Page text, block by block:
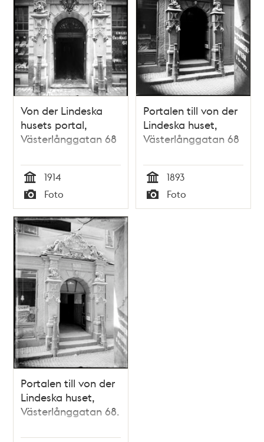
Von der Lindeska
husets portal,
Västerlånggatan 68
Tid
1914
Typ
Foto
Portalen till von der
Lindeska huset,
Västerlånggatan 68
Tid
1893
Typ
Foto
Portalen till von der
Lindeska huset,
Västerlånggatan 68.